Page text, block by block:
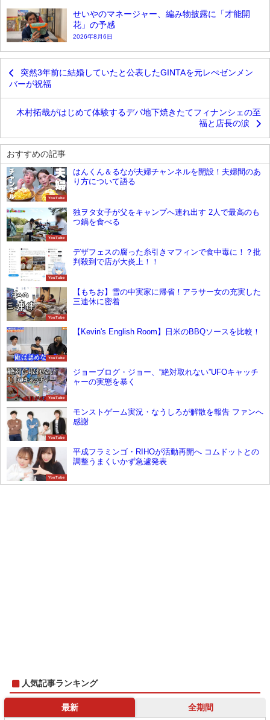
せいやのマネージャー、編み物披露に「才能開
花」の予感
2026年8月6日
突然3年前に結婚していたと公表したGINTAを元レぺゼンメン
バーが祝福
木村拓哉がはじめて体験するデパ地下焼きたてフィナンシェの至
福と店長の涙
おすすめの記事
YouTube
はんくん＆るなが夫婦チャンネルを開設！夫婦間のあ
り方について語る
YouTube
独ヲタ女子が父をキャンプへ連れ出す 2人で最高のも
つ鍋を食べる
YouTube
デザフェスの腐った糸引きマフィンで食中毒に！？批
判殺到で店が大炎上！！
YouTube
【もちお】雪の中実家に帰省！アラサー女の充実した
三連休に密着
YouTube
【Kevin's English Room】日米のBBQソースを比較！
YouTube
ジョーブログ・ジョー、“絶対取れない”UFOキャッチ
ャーの実態を暴く
YouTube
モンストゲーム実況・なうしろが解散を報告 ファンへ
感謝
YouTube
平成フラミンゴ・RIHOが活動再開へ コムドットとの
調整うまくいかず急遽発表
人気記事ランキング
最新 全期間